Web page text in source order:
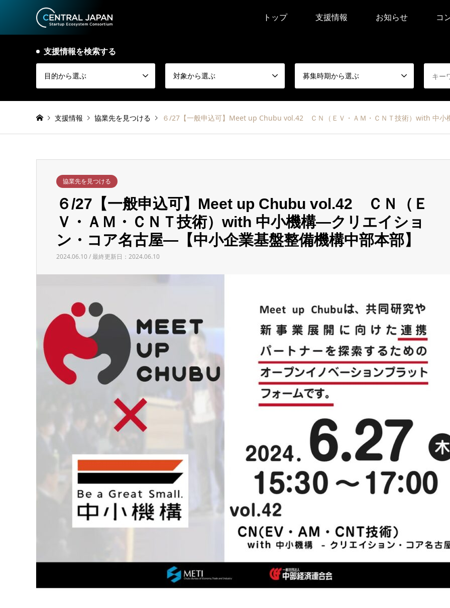
トップ 支援情報 お知らせ コ
支援情報を検索する
目的から選ぶ 対象から選ぶ 募集時期から選ぶ
支援情報 協業先を見つける ６/27【一般申込可】Meet up Chubu vol.42 ＣＮ（ＥＶ・ＡＭ・ＣＮＴ技術）with 中小機構―ク
協業先を見つける
６/27【一般申込可】Meet up Chubu vol.42 ＣＮ（Ｅ
Ｖ・ＡＭ・ＣＮＴ技術）with 中小機構―クリエイショ
ン・コア名古屋―【中小企業基盤整備機構中部本部】
2024.06.10 / 最終更新日：2024.06.10